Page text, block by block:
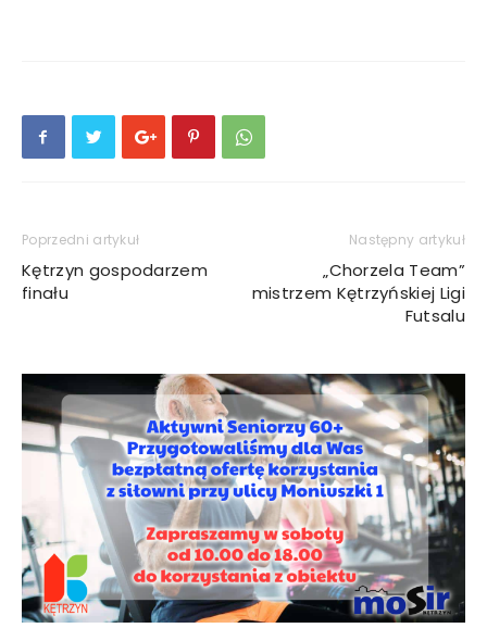
Poprzedni artykuł
Kętrzyn gospodarzem
finału
Następny artykuł
„Chorzela Team”
mistrzem Kętrzyńskiej Ligi
Futsalu